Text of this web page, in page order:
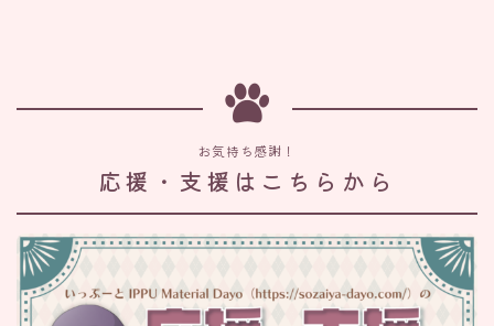
お気持ち感謝！
応援・支援はこちらから